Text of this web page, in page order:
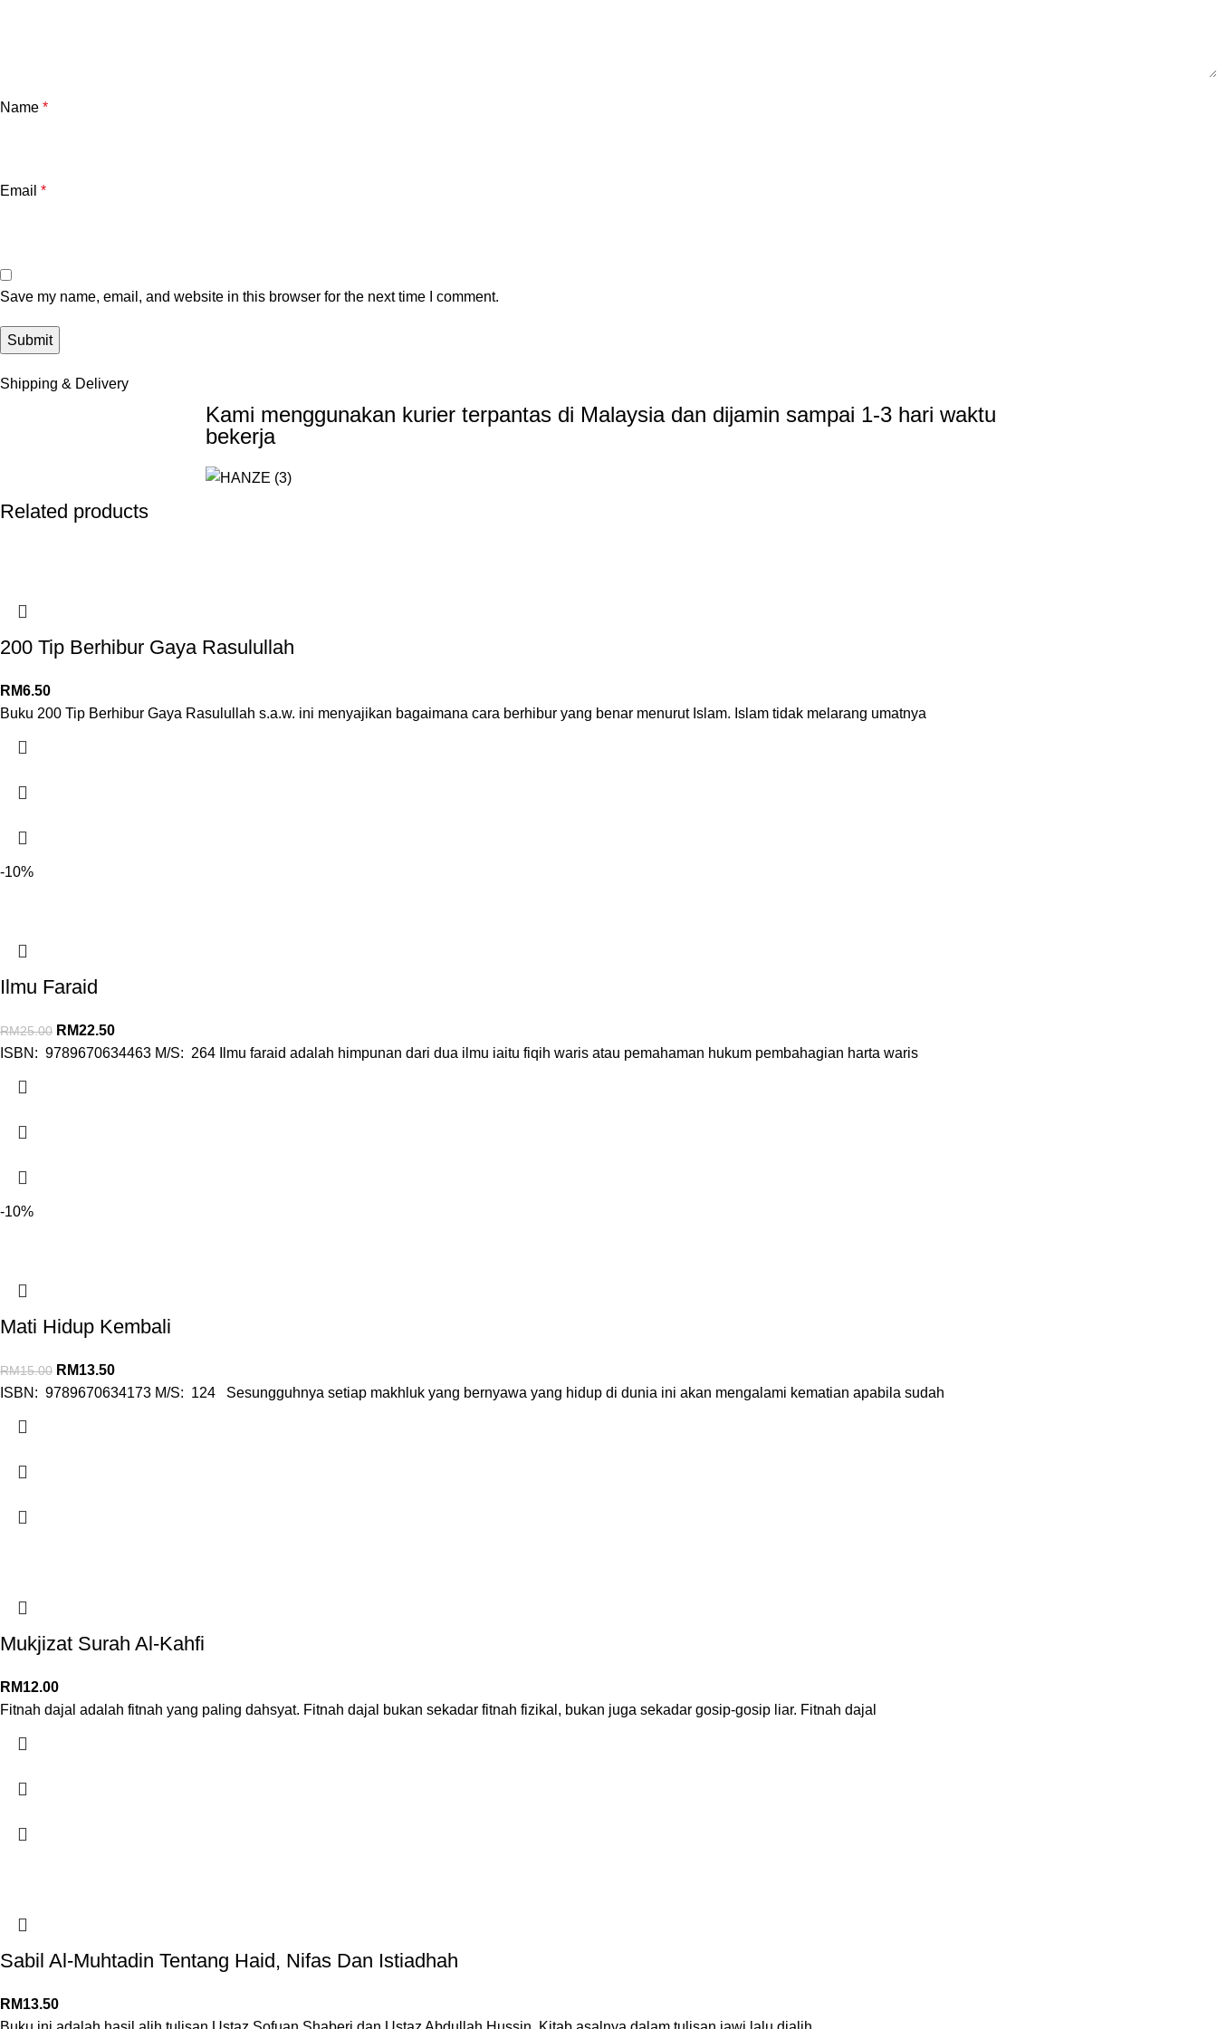
Name *
Email *
Save my name, email, and website in this browser for the next time I comment.
Shipping & Delivery
Kami menggunakan kurier terpantas di Malaysia dan dijamin sampai 1-3 hari waktu
bekerja
Related products
200 Tip Berhibur Gaya Rasulullah
RM6.50
Buku 200 Tip Berhibur Gaya Rasulullah s.a.w. ini menyajikan bagaimana cara berhibur yang benar menurut Islam. Islam tidak melarang umatnya
-10%
Ilmu Faraid
RM25.00 RM22.50
ISBN: 9789670634463 M/S: 264 Ilmu faraid adalah himpunan dari dua ilmu iaitu fiqih waris atau pemahaman hukum pembahagian harta waris
-10%
Mati Hidup Kembali
RM15.00 RM13.50
ISBN: 9789670634173 M/S: 124 Sesungguhnya setiap makhluk yang bernyawa yang hidup di dunia ini akan mengalami kematian apabila sudah
Mukjizat Surah Al-Kahfi
RM12.00
Fitnah dajal adalah fitnah yang paling dahsyat. Fitnah dajal bukan sekadar fitnah fizikal, bukan juga sekadar gosip-gosip liar. Fitnah dajal
Sabil Al-Muhtadin Tentang Haid, Nifas Dan Istiadhah
RM13.50